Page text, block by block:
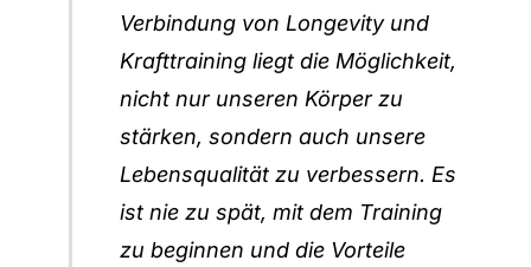
Verbindung von Longevity und
Krafttraining liegt die Möglichkeit,
nicht nur unseren Körper zu
stärken, sondern auch unsere
Lebensqualität zu verbessern. Es
ist nie zu spät, mit dem Training
zu beginnen und die Vorteile